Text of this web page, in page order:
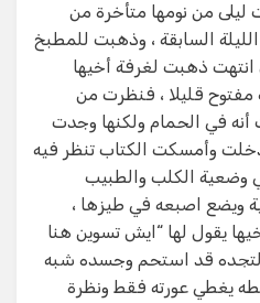
ليلى من نومها متأخرة من
السابقة ، وذهبت للمطبخ
انتهت ذهبت لغرفة أخيها
مفتوح قليلا ، فنظرت من
في الحمام ولكنها وجدت
وأمسكت الكتاب تنظر فيه
وضعية الكلب والطبيب
ويضع اصبعه في طيزها ،
يقول لها “ايش تسوين هنا
قد استحم وجسده شبه
يغطي عورته فقط ونظرة